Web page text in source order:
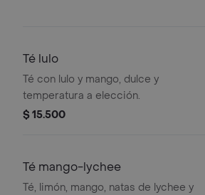
Té lulo
Té con lulo y mango, dulce y
temperatura a elección.
$ 15.500
Té mango-lychee
Té, limón, mango, natas de lychee y